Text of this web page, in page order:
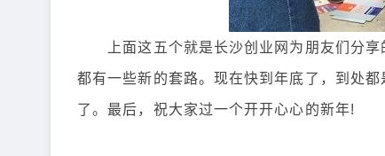
上面这五个就是长沙创业网为朋友们分享
都有一些新的套路。现在快到年底了，到处
了。最后，祝大家过一个开开心心的新年!